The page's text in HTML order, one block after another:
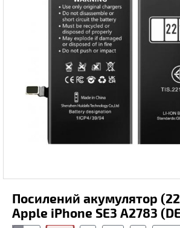
Посилений акумулятор
Apple iPhone SE3 A2783